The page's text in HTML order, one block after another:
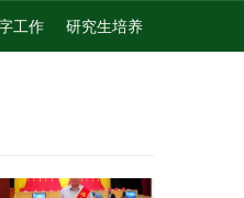
工作 研究生培养